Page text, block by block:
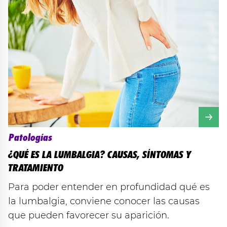
Patologías
¿QUÉ ES LA LUMBALGIA? CAUSAS, SÍNTOMAS Y
TRATAMIENTO
Para poder entender en profundidad qué es
la lumbalgia, conviene conocer las causas
que pueden favorecer su aparición.